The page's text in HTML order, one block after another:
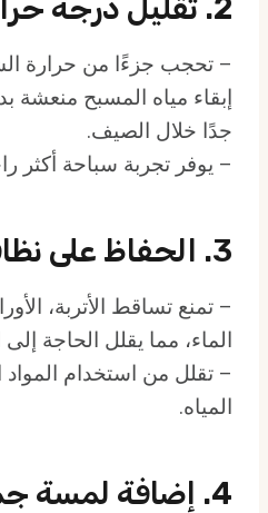
2. تقليل درجة حرارة المياه
– تحجب جزءًا من حرارة
إبقاء مياه المسبح منعشة
جدًا خلال الصيف.
– يوفر تجربة سباحة أكثر
3. الحفاظ على نظافة المسبح
– تمنع تساقط الأتربة،
الماء، مما يقلل الحاجة
– تقلل من استخدام المواد
المياه.
4. إضافة لمسة جمالية وفخامة